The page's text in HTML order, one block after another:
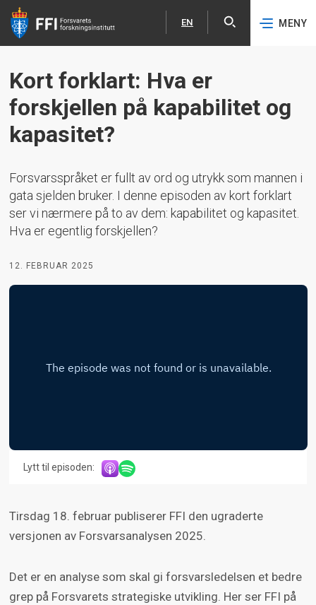
Hopp til hovedinnhold
EN
English MENY
Kort forklart: Hva er
forskjellen på kapabilitet og
kapasitet?
Forsvarsspråket er fullt av ord og utrykk som mannen i
gata sjelden bruker. I denne episoden av kort forklart
ser vi nærmere på to av dem: kapabilitet og kapasitet.
Hva er egentlig forskjellen?
12. FEBRUAR 2025
Lytt til episoden:
Tirsdag 18. februar publiserer FFI den ugraderte
versjonen av Forsvarsanalysen 2025.
Det er en analyse som skal gi forsvarsledelsen et bedre
grep på Forsvarets strategiske utvikling. Her ser FFI på